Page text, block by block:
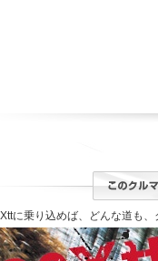
に乗り込めば、どんな道も